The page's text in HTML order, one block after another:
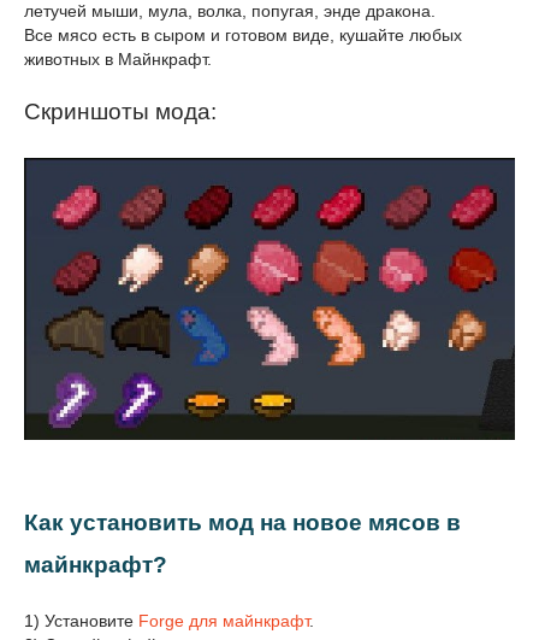
летучей мыши, мула, волка, попугая, энде дракона.
Все мясо есть в сыром и готовом виде, кушайте любых
животных в Майнкрафт.
Скриншоты мода:
Как установить мод на новое мясов в
майнкрафт?
1) Установите Forge для майнкрафт.